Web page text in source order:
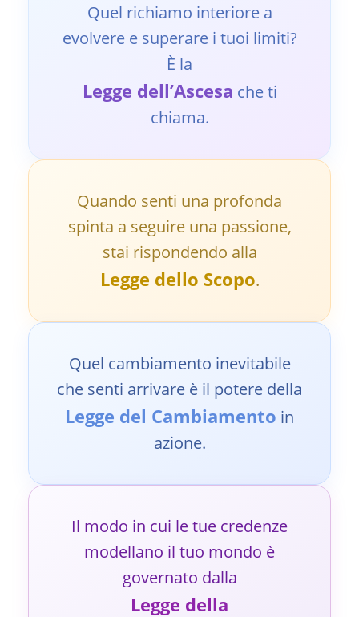
Quel richiamo interiore a
evolvere e superare i tuoi limiti?
È la
Legge dell’Ascesa che ti
chiama.
Quando senti una profonda
spinta a seguire una passione,
stai rispondendo alla
Legge dello Scopo.
Quel cambiamento inevitabile
che senti arrivare è il potere della
Legge del Cambiamento in
azione.
Il modo in cui le tue credenze
modellano il tuo mondo è
governato dalla
Legge della